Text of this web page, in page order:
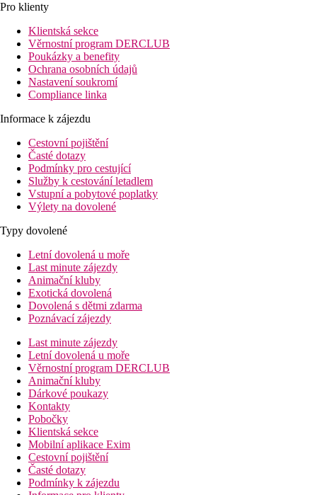
Pro klienty
Klientská sekce
Věrnostní program DERCLUB
Poukázky a benefity
Ochrana osobních údajů
Nastavení soukromí
Compliance linka
Informace k zájezdu
Cestovní pojištění
Časté dotazy
Podmínky pro cestující
Služby k cestování letadlem
Vstupní a pobytové poplatky
Výlety na dovolené
Typy dovolené
Letní dovolená u moře
Last minute zájezdy
Animační kluby
Exotická dovolená
Dovolená s dětmi zdarma
Poznávací zájezdy
Last minute zájezdy
Letní dovolená u moře
Věrnostní program DERCLUB
Animační kluby
Dárkové poukazy
Kontakty
Pobočky
Klientská sekce
Mobilní aplikace Exim
Cestovní pojištění
Časté dotazy
Podmínky k zájezdu